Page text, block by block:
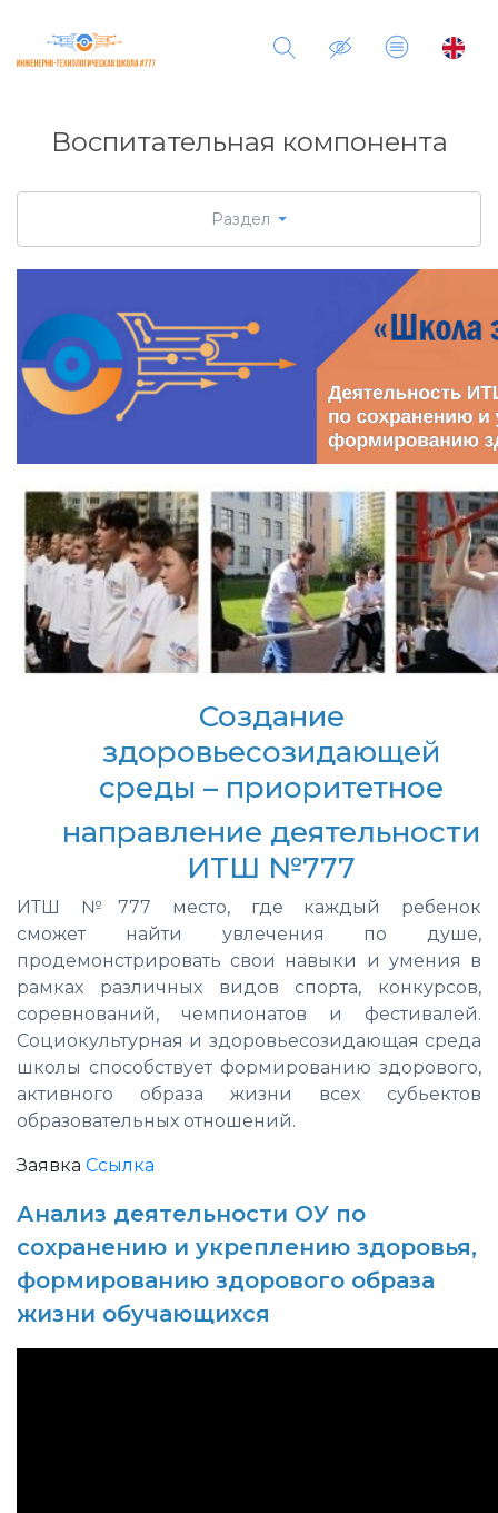
Воспитательная компонента
Раздел
Создание
здоровьесозидающей
среды – приоритетное
направление деятельности
ИТШ №777
ИТШ №777 место, где каждый ребенок
сможет найти увлечения по душе,
продемонстрировать свои навыки и умения в
рамках различных видов спорта, конкурсов,
соревнований, чемпионатов и фестивалей.
Социокультурная и здоровьесозидающая среда
школы способствует формированию здорового,
активного образа жизни всех субьектов
образовательных отношений.
Заявка Ссылка
Анализ деятельности ОУ по
сохранению и укреплению здоровья,
формированию здорового образа
жизни обучающихся